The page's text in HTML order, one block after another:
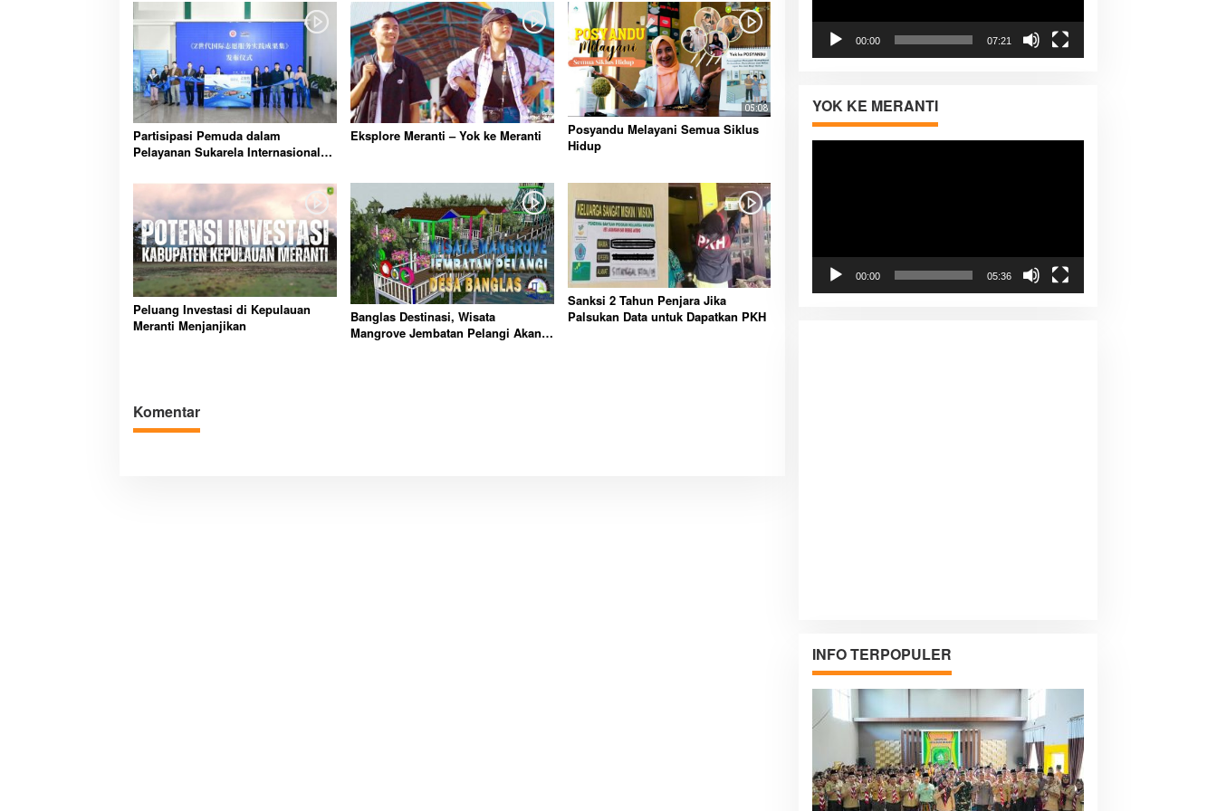
Partisipasi Pemuda dalam
Pelayanan Sukarela Internasional
Eksplore Meranti – Yok ke Meranti
05:08
Posyandu Melayani Semua Siklus
Hidup
Peluang Investasi di Kepulauan
Meranti Menjanjikan
Banglas Destinasi, Wisata
Mangrove Jembatan Pelangi Akan
Sanksi 2 Tahun Penjara Jika
Palsukan Data untuk Dapatkan PKH
Komentar
00:00 07:21
YOK KE MERANTI
00:00 05:36
INFO TERPOPULER